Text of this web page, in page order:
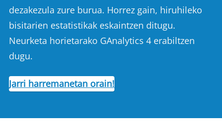
dezakezula zure burua. Horrez gain, hiruhileko
bisitarien estatistikak eskaintzen ditugu.
Neurketa horietarako GAnalytics 4 erabiltzen
dugu.
Jarri harremanetan orain!